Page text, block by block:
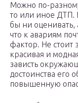
Можно по-
то или иное ДТП.
бы ни оценивать,
что к авариям
фактор. Не стоит
красивая и
зависть
достоинства его
повышенную